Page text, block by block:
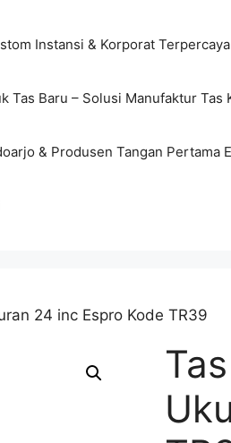
Instansi & Korporat Terpercaya
Tas Baru – Solusi Manufaktur Tas
& Produsen Tangan Pertama
24 inc Espro Kode TR39